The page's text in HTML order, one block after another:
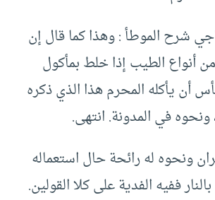
شرح الموطأ : وهذا كما قال إن
أنواع الطيب إذا خلط بمأكول
أن يأكله المحرم هذا الذي ذكره
في المدونة. انتهى.
ونحوه له رائحة حال استعماله
ففيه الفدية على كلا القولين.